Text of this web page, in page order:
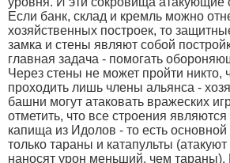
Если банк, склад и кремль можно
хозяйственных построек, то
замка и стены являют собой
главная задача - помогать
Через стены не может пройти никто,
проходить лишь члены альянса -
башни могут атаковать вражеских
отметить, что все строения
капища из Идолов - то есть
только тараны и катапульты
наносят урон меньший, чем тараны).